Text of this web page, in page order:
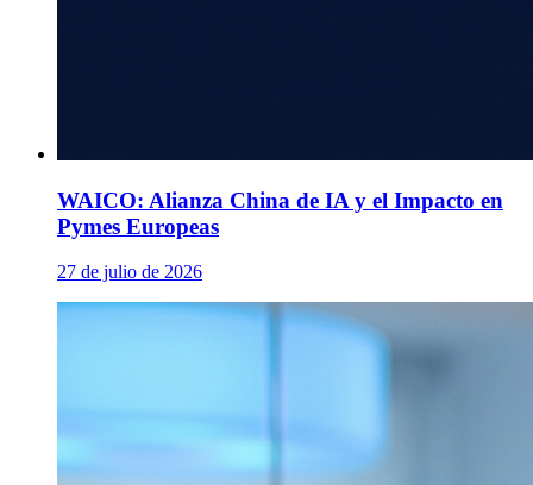
WAICO: Alianza China de IA y el Impacto en
Pymes Europeas
27 de julio de 2026